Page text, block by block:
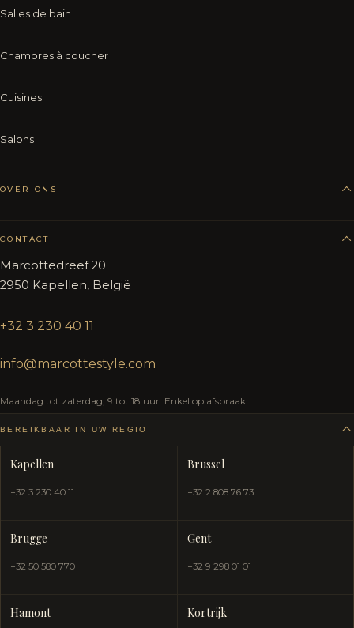
Salles de bain
Chambres à coucher
Cuisines
Salons
OVER ONS
CONTACT
Marcottedreef 20
2950 Kapellen, België
+32 3 230 40 11
info@marcottestyle.com
Maandag tot zaterdag, 9 tot 18 uur. Enkel op afspraak.
BEREIKBAAR IN UW REGIO
Kapellen
+32 3 230 40 11
Brussel
+32 2 808 76 73
Brugge
+32 50 580 770
Gent
+32 9 298 01 01
Hamont Kortrijk